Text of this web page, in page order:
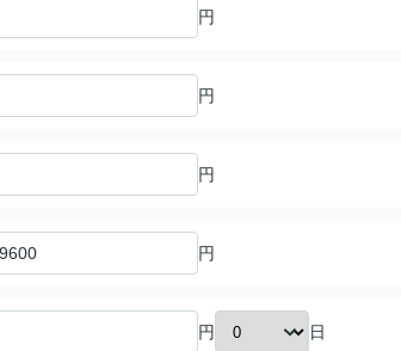
円
円
円
円
円 日